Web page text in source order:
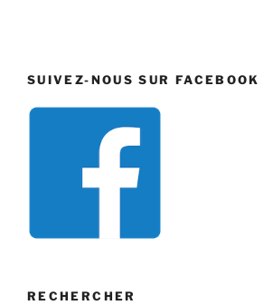
SUIVEZ-NOUS SUR FACEBOOK
RECHERCHER